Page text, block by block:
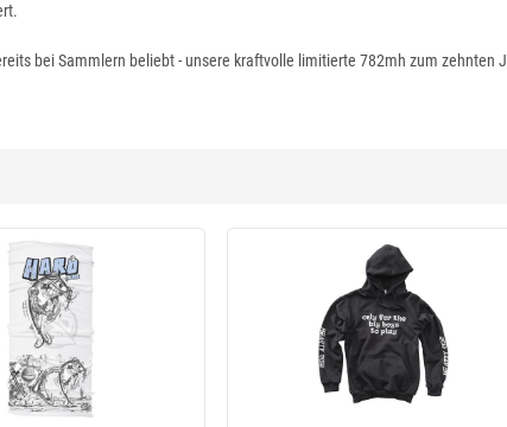
bei Sammlern beliebt - unsere kraftvolle limitierte 782mh zum zehnten